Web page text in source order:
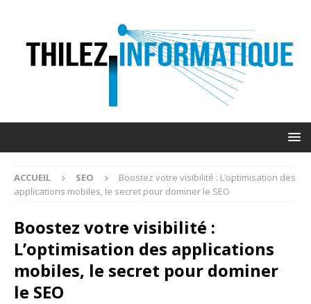
ACCUEIL SEO
Boostez votre visibilité : L’optimisation des
applications mobiles, le secret pour dominer le SEO
Boostez votre visibilité :
L’optimisation des applications
mobiles, le secret pour dominer
le SEO